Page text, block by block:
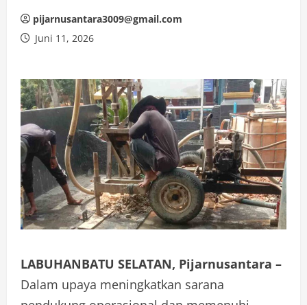
pijarnusantara3009@gmail.com
Juni 11, 2026
LABUHANBATU SELATAN, Pijarnusantara –
Dalam upaya meningkatkan sarana